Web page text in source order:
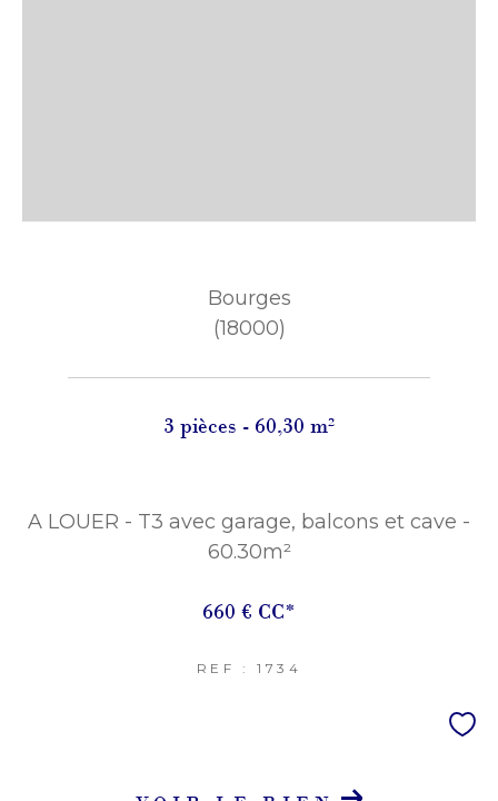
Bourges
(18000)
3 pièces - 60,30 m²
A LOUER - T3 avec garage, balcons et cave -
60.30m²
660 € CC*
REF : 1734